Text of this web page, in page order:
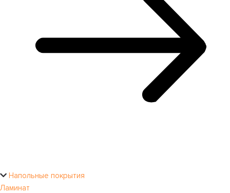
Напольные покрытия
Ламинат